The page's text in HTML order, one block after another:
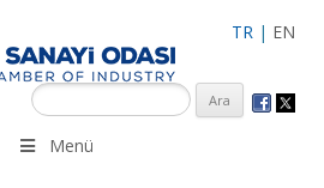
TR | EN
kuruluşuna uzman çalışanları ile İzmit
Gebze ve İMES OSB’deki ofisleri ile
Menü